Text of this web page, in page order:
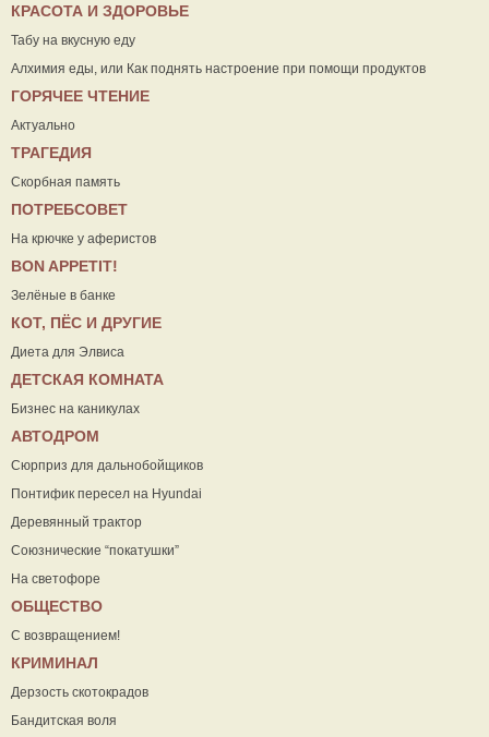
КРАСОТА И ЗДОРОВЬЕ
Табу на вкусную еду
Алхимия еды, или Как поднять настроение при помощи продуктов
ГОРЯЧЕЕ ЧТЕНИЕ
Актуально
ТРАГЕДИЯ
Скорбная память
ПОТРЕБСОВЕТ
На крючке у аферистов
ВON APPETIT!
Зелёные в банке
КОТ, ПЁС И ДРУГИЕ
Диета для Элвиса
ДЕТСКАЯ КОМНАТА
Бизнес на каникулах
АВТОДРОМ
Сюрприз для дальнобойщиков
Понтифик пересел на Hyundai
Деревянный трактор
Союзнические “покатушки”
На светофоре
ОБЩЕСТВО
С возвращением!
КРИМИНАЛ
Дерзость скотокрадов
Бандитская воля